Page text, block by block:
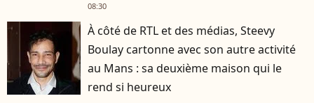
08:30
À côté de RTL et des médias, Steevy
Boulay cartonne avec son autre activité
au Mans : sa deuxième maison qui le
rend si heureux